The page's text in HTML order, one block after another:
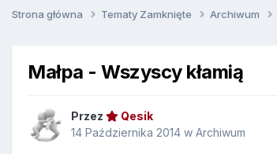
Strona główna Tematy Zamknięte Archiwum
Małpa - Wszyscy kłamią
Przez
Qesik
14 Października 2014 w Archiwum